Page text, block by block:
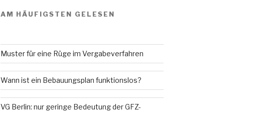
AM HÄUFIGSTEN GELESEN
Muster für eine Rüge im Vergabeverfahren
Wann ist ein Bebauungsplan funktionslos?
VG Berlin: nur geringe Bedeutung der GFZ-